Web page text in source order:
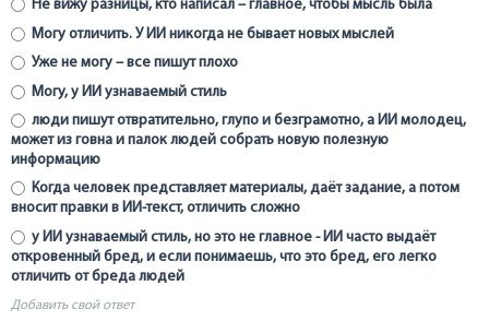
Не вижу разницы, кто написал – главное, чтобы мысль была
Могу отличить. У ИИ никогда не бывает новых мыслей
Уже не могу – все пишут плохо
Могу, у ИИ узнаваемый стиль
люди пишут отвратительно, глупо и безграмотно, а ИИ молодец,
может из говна и палок людей собрать новую полезную
информацию
Когда человек представляет материалы, даёт задание, а потом
вносит правки в ИИ-текст, отличить сложно
у ИИ узнаваемый стиль, но это не главное - ИИ часто выдаёт
откровенный бред, и если понимаешь, что это бред, его легко
отличить от бреда людей
Добавить свой ответ